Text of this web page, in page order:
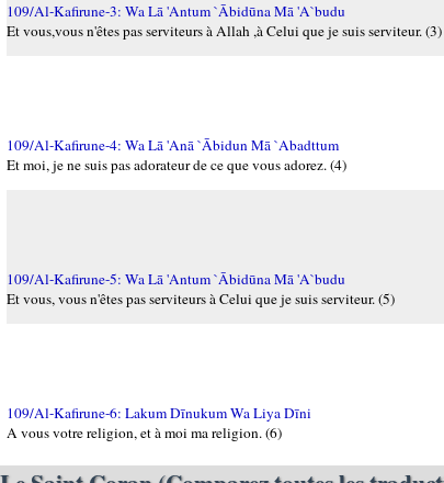
109/Al-Kafirune-3: Wa Lā 'Antum `Ābidūna Mā 'A`budu
Et vous,vous n'êtes pas serviteurs à Allah ,à Celui que je suis serviteur. (3)
109/Al-Kafirune-4: Wa Lā 'Anā `Ābidun Mā `Abadttum
Et moi, je ne suis pas adorateur de ce que vous adorez. (4)
109/Al-Kafirune-5: Wa Lā 'Antum `Ābidūna Mā 'A`budu
Et vous, vous n'êtes pas serviteurs à Celui que je suis serviteur. (5)
109/Al-Kafirune-6: Lakum Dīnukum Wa Liya Dīni
A vous votre religion, et à moi ma religion. (6)